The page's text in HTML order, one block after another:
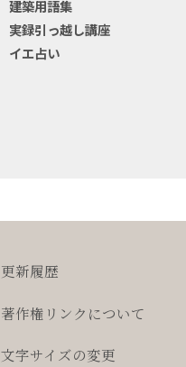
建築用語集
実録引っ越し講座
イエ占い
更新履歴
著作権 リンクについて
文字サイズの変更